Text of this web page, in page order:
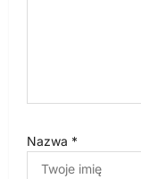
Nazwa *